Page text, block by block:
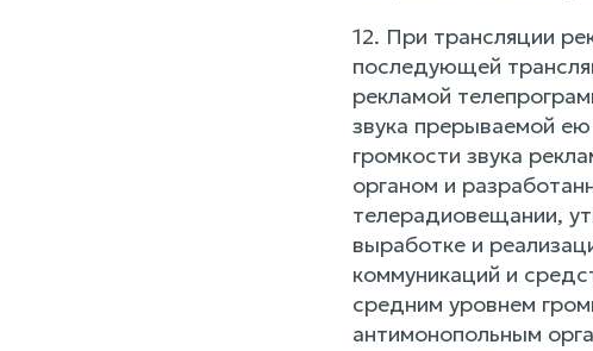
12. При трансляции
последующей
рекламой
звука прерываемой
громкости звука
органом и
телерадиовещании,
выработке и
коммуникаций и
средним уровнем
антимонопольным